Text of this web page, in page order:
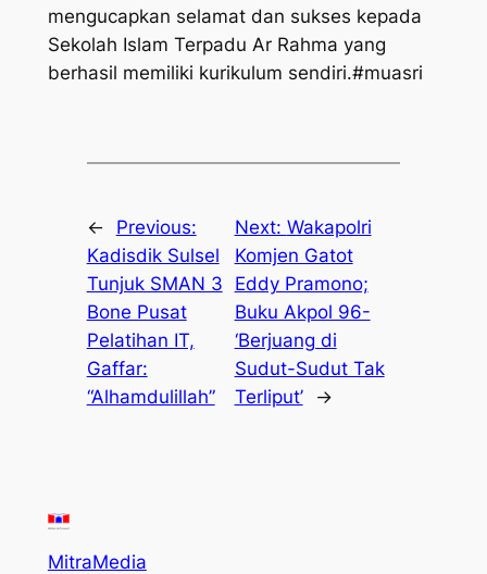
mengucapkan selamat dan sukses kepada
Sekolah Islam Terpadu Ar Rahma yang
berhasil memiliki kurikulum sendiri.#muasri
←
Previous:
Kadisdik Sulsel
Tunjuk SMAN 3
Bone Pusat
Pelatihan IT,
Gaffar:
“Alhamdulillah”
Next: Wakapolri
Komjen Gatot
Eddy Pramono;
Buku Akpol 96-
‘Berjuang di
Sudut-Sudut Tak
Terliput’
→
MitraMedia